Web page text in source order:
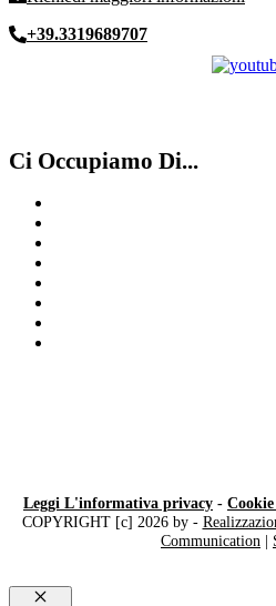
+39.3319689707
Ci Occupiamo Di...
Leggi L'informativa privacy -
COPYRIGHT [c] 2026 by -
Communication |